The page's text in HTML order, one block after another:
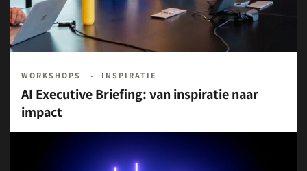
WORKSHOPS INSPIRATIE
AI Executive Briefing: van inspiratie naar
impact